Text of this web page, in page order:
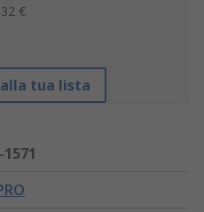
€
tua lista
1571